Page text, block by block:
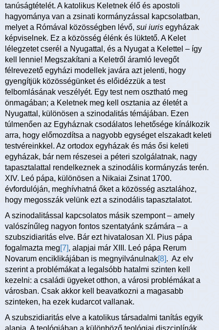
tanúságtételét. A katolikus Keletnek élő és apostoli
hagyománya van a zsinati kormányzással kapcsolatban,
melyet a Rómával közösségben lévő, sui iuris egyházak
képviselnek. Ez a közösség élénk és lüktető. A Kelet
lélegzetet cserél a Nyugattal, és a Nyugat a Kelettel – így
kell lennie! Megszakítani a Keletről áramló levegőt
félrevezető egyházi modellek javára azt jelenti, hogy
gyengítjük közösségünket és előidézzük a test
felbomlásának veszélyét. Egy test nem osztható meg
önmagában; a Keletnek meg kell osztania az életét a
Nyugattal, különösen a szinodalitás témájában. Ezen
túlmenően az Egyháznak csodálatos lehetősége kínálkozik
arra, hogy előmozdítsa a nagyobb egységet elszakadt keleti
testvéreinkkel. Az ortodox egyházak és más ősi keleti
egyházak, bár nem részesei a péteri szolgálatnak, nagy
tapasztalattal rendelkeznek a szinodális kormányzás terén.
XIV. Leó pápa, különösen a Nikaiai Zsinat 1700.
évfordulóján, meghívhatná őket a közösség asztalához,
hogy megosszák velünk ezt a szinodális tapasztalatot.
A szinodalitással kapcsolatos másik szempont – amely
valószínűleg nagyon fontos szentatyánk számára – a
szubszidiaritás elve. Bár ezt hivatalosan XI. Pius pápa
fogalmazta meg[7], alapjai már XIII. Leó pápa Rerum
Novarum enciklikájában is megnyilvánulnak[8]. Az elv
szerint a problémákat a legalsóbb hatalmi szinten kell
kezelni: a családi ügyeket otthon, a városi problémákat a
városban. Csak akkor kell beavatkozni a magasabb
szinteken, ha ezek kudarcot vallanak.
A szubszidiaritás elve a katolikus társadalmi tanítás egyik
alapja. A teológiában a különböző teológiai diszciplínák